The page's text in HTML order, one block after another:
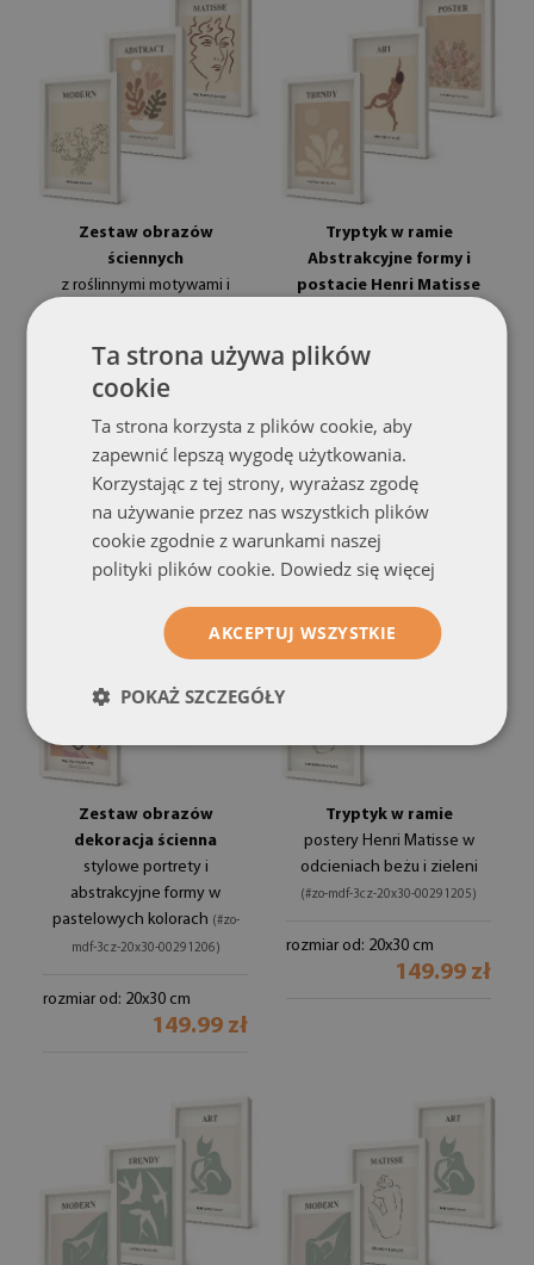
Zestaw obrazów
ściennych
z roślinnymi motywami i
20x30-00291209)
rozmiar od: 20x30 cm
149.99 zł
Tryptyk w ramie
Abstrakcyjne formy i
postacie Henri Matisse
postacie w stylu Henri
20x30-00291208)
rozmiar od: 20x30 cm
149.99 zł
Zestaw obrazów
dekoracja ścienna
stylowe portrety i
abstrakcyjne formy w
pastelowych kolorach (#zo-
mdf-3cz-20x30-00291206)
rozmiar od: 20x30 cm
149.99 zł
Tryptyk w ramie
postery Henri Matisse w
odcieniach beżu i zieleni
(#zo-mdf-3cz-20x30-00291205)
rozmiar od: 20x30 cm
149.99 zł
Ta strona używa plików
cookie
Ta strona korzysta z plików cookie, aby
zapewnić lepszą wygodę użytkowania.
Korzystając z tej strony, wyrażasz zgodę
na używanie przez nas wszystkich plików
cookie zgodnie z warunkami naszej
polityki plików cookie. Dowiedz się więcej
AKCEPTUJ WSZYSTKIE
POKAŻ SZCZEGÓŁY